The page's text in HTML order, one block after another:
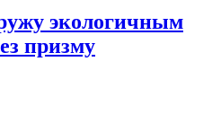
экологичным
призму